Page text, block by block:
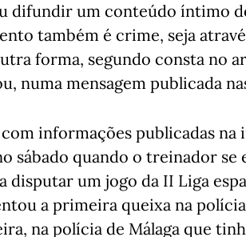
difundir um conteúdo íntimo
também é crime, seja
forma, segundo consta no
numa mensagem publicada
informações publicadas na
sábado quando o treinador se
disputar um jogo da II Liga
a primeira queixa na
na polícia de Málaga que